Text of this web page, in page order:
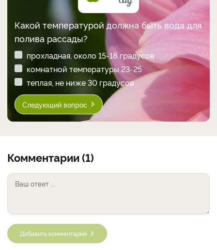
Какой температурой должна быть вода для
полива рассады?
прохладная, около 15-18 градусов
комнатной температуры 23-25
теплая, не ниже 30 градусов
Следующий вопрос
Комментарии (1)
Добавить комментарий